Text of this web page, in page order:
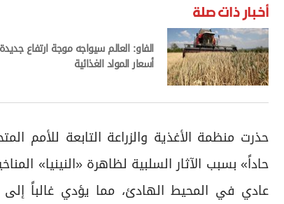
أخبار ذات صلة
الفاو: العالم سيواجه موجة ارتفاع
أسعار المواد الغذائية
حاداً» بسبب الآثار السلبية لظاهرة «النينيا»
عادي في المحيط الهادئ، مما يؤدي غالباً إلى